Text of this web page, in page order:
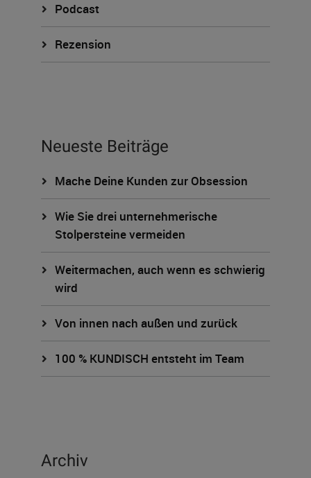
Podcast
Rezension
Neueste Beiträge
Mache Deine Kunden zur Obsession
Wie Sie drei unternehmerische
Stolpersteine vermeiden
Weitermachen, auch wenn es schwierig
wird
Von innen nach außen und zurück
100 % KUNDISCH entsteht im Team
Archiv